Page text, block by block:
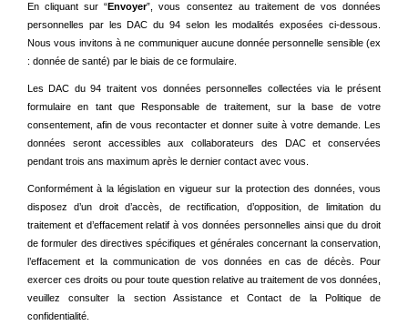
En cliquant sur “Envoyer”, vous consentez au traitement de vos données
personnelles par les DAC du 94 selon les modalités exposées ci-dessous.
Nous vous invitons à ne communiquer aucune donnée personnelle sensible (ex
: donnée de santé) par le biais de ce formulaire.
Les DAC du 94 traitent vos données personnelles collectées via le présent
formulaire en tant que Responsable de traitement, sur la base de votre
consentement, afin de vous recontacter et donner suite à votre demande. Les
données seront accessibles aux collaborateurs des DAC et conservées
pendant trois ans maximum après le dernier contact avec vous.
Conformément à la législation en vigueur sur la protection des données, vous
disposez d’un droit d’accès, de rectification, d’opposition, de limitation du
traitement et d’effacement relatif à vos données personnelles ainsi que du droit
de formuler des directives spécifiques et générales concernant la conservation,
l’effacement et la communication de vos données en cas de décès. Pour
exercer ces droits ou pour toute question relative au traitement de vos données,
veuillez consulter la section Assistance et Contact de la Politique de
confidentialité.